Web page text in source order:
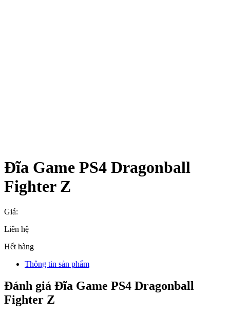
Đĩa Game PS4 Dragonball
Fighter Z
Giá:
Liên hệ
Hết hàng
Thông tin sản phẩm
Đánh giá Đĩa Game PS4 Dragonball
Fighter Z